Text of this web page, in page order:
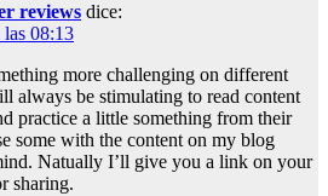
reviews dice:
08:13
more challenging on different
always be stimulating to read content
practice a little something from their
some with the content on my blog
Natually I’ll give you a link on your
sharing.